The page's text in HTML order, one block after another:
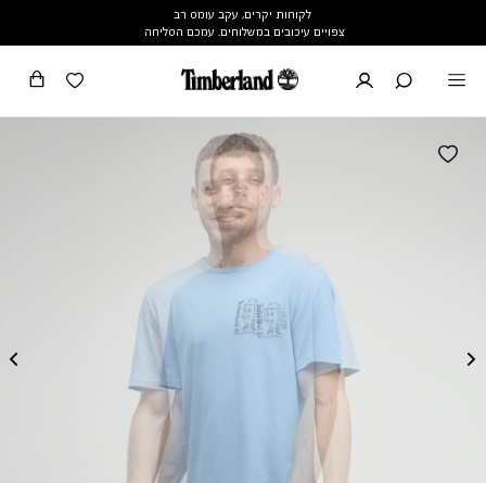
לקוחות יקרים, עקב עומס רב
צפויים עיכובים במשלוחים. עמכם הסליחה